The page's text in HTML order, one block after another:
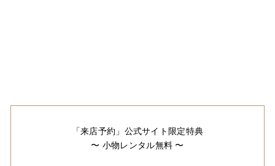
「来店予約」公式サイト限定特典
〜 小物レンタル無料 〜